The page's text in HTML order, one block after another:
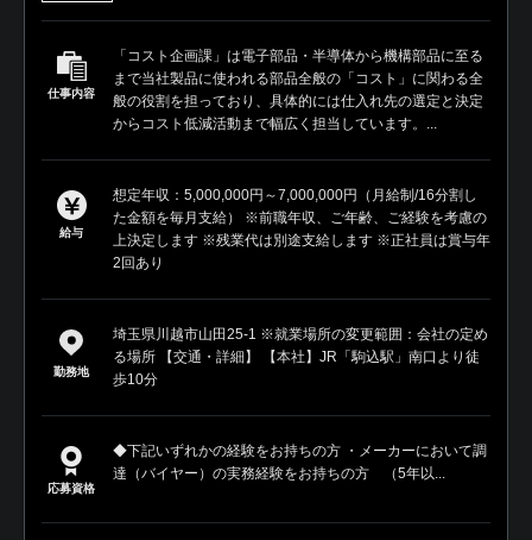
仕事内容
「コスト企画課」は電子部品・半導体から機構部品に至る
まで当社製品に使われる部品全般の「コスト」に関わる全
般の役割を担っており、具体的には仕入れ先の選定と決定
からコスト低減活動まで幅広く担当しています。...
給与
想定年収：5,000,000円～7,000,000円（月給制/16分割し
た金額を毎月支給） ※前職年収、ご年齢、ご経験を考慮の
上決定します ※残業代は別途支給します ※正社員は賞与年
2回あり
勤務地
埼玉県川越市山田25-1 ※就業場所の変更範囲：会社の定め
る場所 【交通・詳細】 【本社】JR「駒込駅」南口より徒
歩10分
応募資格
◆下記いずれかの経験をお持ちの方 ・メーカーにおいて調
達（バイヤー）の実務経験をお持ちの方 （5年以...